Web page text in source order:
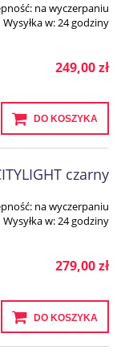
na wyczerpaniu
Wysyłka w:24 godziny
249,00 zł
DO KOSZYKA
czarny
na wyczerpaniu
Wysyłka w:24 godziny
279,00 zł
DO KOSZYKA